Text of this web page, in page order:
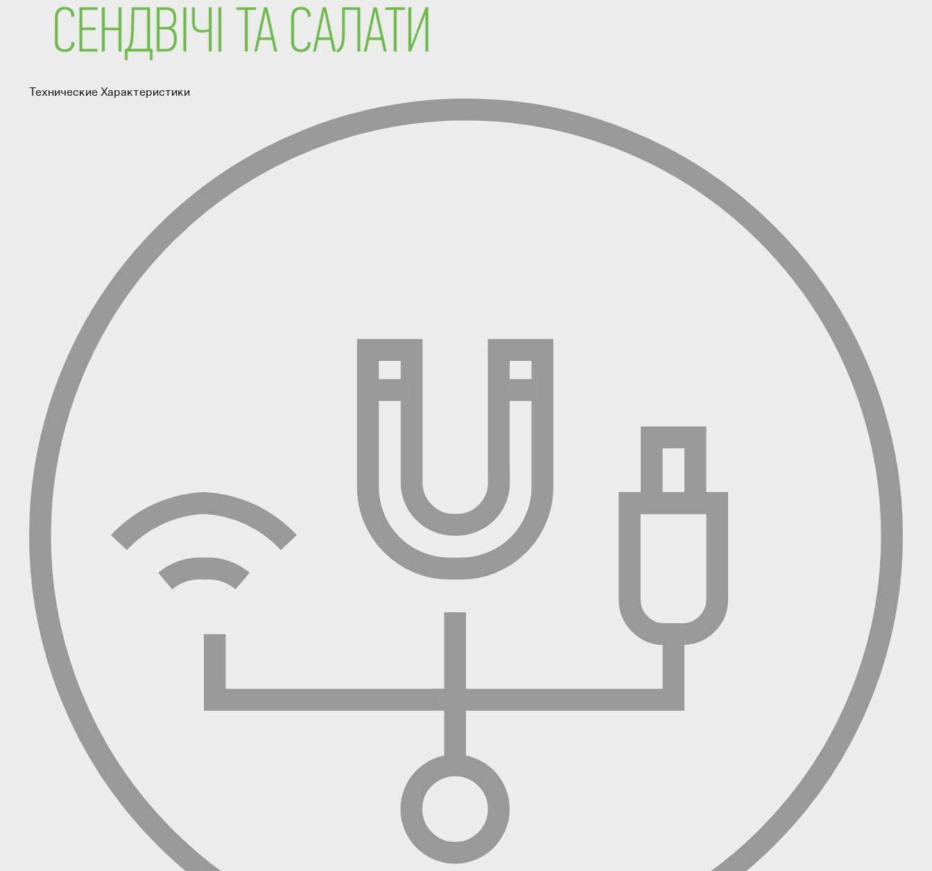
Технические Характеристики